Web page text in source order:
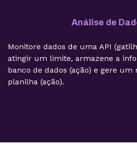
Análise de
Monitore dados de uma API
atingir um limite, armazene a
banco de dados (ação) e gere
planilha (ação).